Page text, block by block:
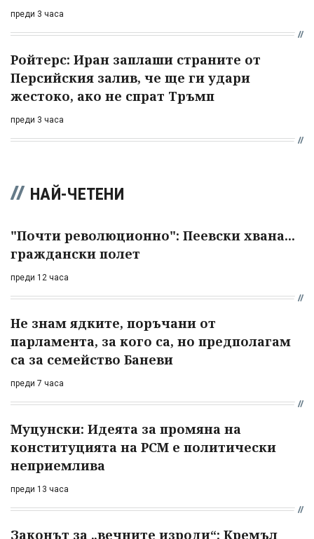
преди 3 часа
Ройтерс: Иран заплаши страните от
Персийския залив, че ще ги удари
жестоко, ако не спрат Тръмп
преди 3 часа
НАЙ-ЧЕТЕНИ
"Почти революционно": Пеевски хвана...
граждански полет
преди 12 часа
Не знам ядките, поръчани от
парламента, за кого са, но предполагам
са за семейство Баневи
преди 7 часа
Муцунски: Идеята за промяна на
конституцията на РСМ е политически
неприемлива
преди 13 часа
Законът за „вечните изроди“: Кремъл